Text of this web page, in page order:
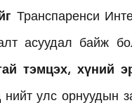
Транспаренси
асуудал байж
тэмцэх, хүний
нийт улс орнуудын